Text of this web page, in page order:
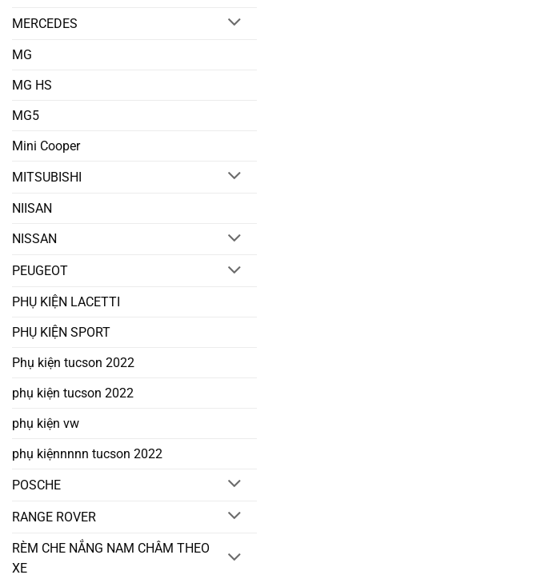
MERCEDES
MG
MG HS
MG5
Mini Cooper
MITSUBISHI
NIISAN
NISSAN
PEUGEOT
PHỤ KIỆN LACETTI
PHỤ KIỆN SPORT
Phụ kiện tucson 2022
phụ kiện tucson 2022
phụ kiện vw
phụ kiệnnnnn tucson 2022
POSCHE
RANGE ROVER
RÈM CHE NẮNG NAM CHÂM THEO
XE